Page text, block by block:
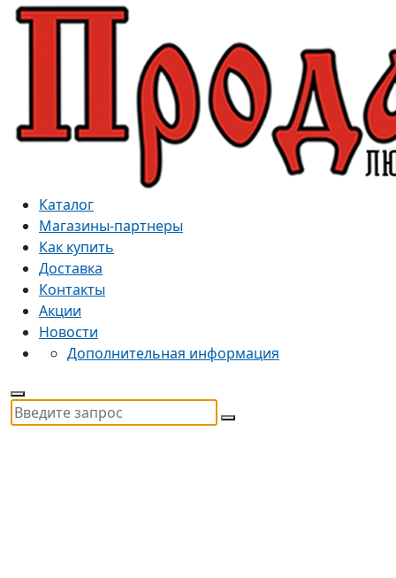
Каталог
Магазины-партнеры
Как купить
Доставка
Контакты
Акции
Новости
Дополнительная информация